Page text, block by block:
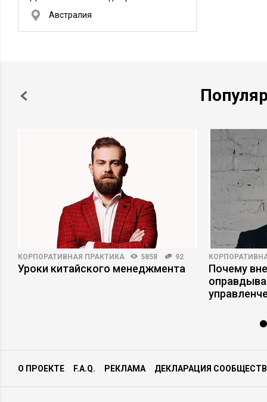
Австралия
КОРПОРАТИВНАЯ ПРАКТИКА 5858 92
Уроки китайского менеджмента
Почему
О ПРОЕКТЕ F.A.Q. РЕКЛАМА ДЕКЛАРАЦИЯ